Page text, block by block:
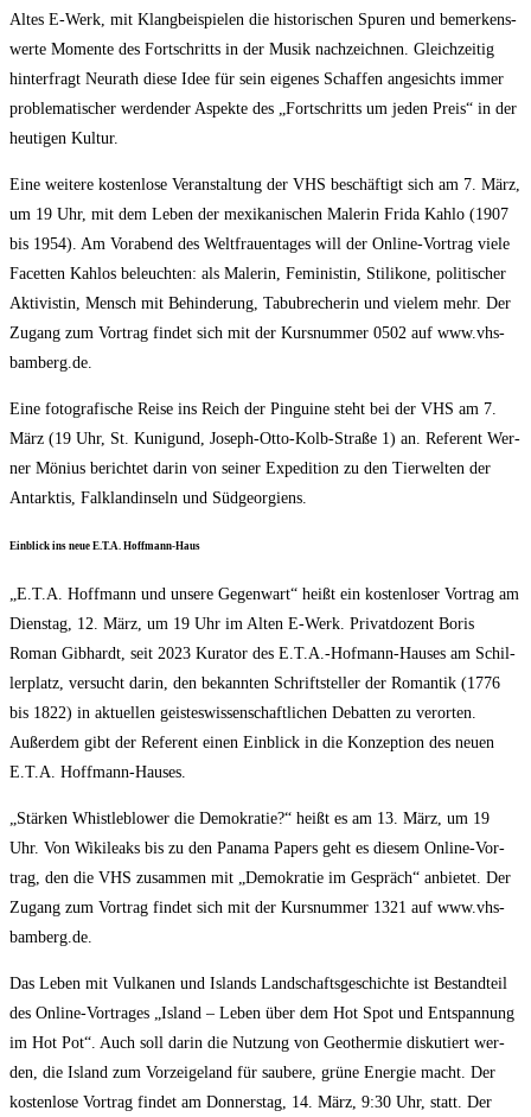
Altes E‑Werk, mit Klang­bei­spie­len die his­to­ri­schen Spu­ren und bemer­kens­
wer­te Momen­te des Fort­schritts in der Musik nach­zeich­nen. Gleich­zei­tig
hin­ter­fragt Neu­r­a­th die­se Idee für sein eige­nes Schaf­fen ange­sichts immer
pro­ble­ma­ti­scher wer­den­der Aspek­te des „Fort­schritts um jeden Preis“ in der
heu­ti­gen Kultur.
Eine wei­te­re kos­ten­lo­se Ver­an­stal­tung der VHS beschäf­tigt sich am 7. März,
um 19 Uhr, mit dem Leben der mexi­ka­ni­schen Male­rin Fri­da Kahlo (1907
bis 1954). Am Vor­abend des Welt­frau­en­ta­ges will der Online-Vor­trag vie­le
Facet­ten Kahl­os beleuch­ten: als Male­rin, Femi­nis­tin, Sti­li­ko­ne, poli­ti­scher
Akti­vis­tin, Mensch mit Behin­de­rung, Tabu­bre­che­rin und vie­lem mehr. Der
Zugang zum Vor­trag fin­det sich mit der Kurs­num­mer 0502 auf www.vhs-
bamberg.de.
Eine foto­gra­fi­sche Rei­se ins Reich der Pin­gui­ne steht bei der VHS am 7.
März (19 Uhr, St. Kuni­gund, Joseph-Otto-Kolb-Stra­ße 1) an. Refe­rent Wer­
ner Möni­us berich­tet dar­in von sei­ner Expe­di­ti­on zu den Tier­wel­ten der
Ant­ark­tis, Falk­land­in­seln und Südgeorgiens.
Ein­blick ins neue E.T.A. Hoffmann-Haus
„E.T.A. Hoff­mann und unse­re Gegen­wart“ heißt ein kos­ten­lo­ser Vor­trag am
Diens­tag, 12. März, um 19 Uhr im Alten E‑Werk. Pri­vat­do­zent Boris
Roman Gib­hardt, seit 2023 Kura­tor des E.T.A.-Hofmann-Hauses am Schil­
ler­platz, ver­sucht dar­in, den bekann­ten Schrift­stel­ler der Roman­tik (1776
bis 1822) in aktu­el­len geis­tes­wis­sen­schaft­li­chen Debat­ten zu ver­or­ten.
Außer­dem gibt der Refe­rent einen Ein­blick in die Kon­zep­ti­on des neu­en
E.T.A. Hoffmann-Hauses.
„Stär­ken Whist­le­b­lower die Demo­kra­tie?“ heißt es am 13. März, um 19
Uhr. Von Wiki­leaks bis zu den Pana­ma Papers geht es die­sem Online-Vor­
trag, den die VHS zusam­men mit „Demo­kra­tie im Gespräch“ anbie­tet. Der
Zugang zum Vor­trag fin­det sich mit der Kurs­num­mer 1321 auf www.vhs-
bamberg.de.
Das Leben mit Vul­ka­nen und Islands Land­schafts­ge­schich­te ist Bestand­teil
des Online-Vor­tra­ges „Island – Leben über dem Hot Spot und Ent­span­nung
im Hot Pot“. Auch soll dar­in die Nut­zung von Geo­ther­mie dis­ku­tiert wer­
den, die Island zum Vor­zei­ge­land für sau­be­re, grü­ne Ener­gie macht. Der
kos­ten­lo­se Vor­trag fin­det am Don­ners­tag, 14. März, 9:30 Uhr, statt. Der